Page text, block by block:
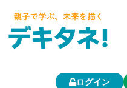
ログイン